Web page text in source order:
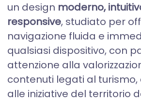
un design moderno,
responsive, studiato per
navigazione fluida e
qualsiasi dispositivo, con
attenzione alla
contenuti legati al turismo,
alle iniziative del territorio